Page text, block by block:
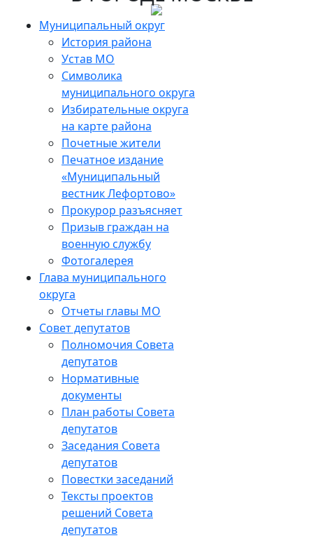
Муниципальный округ
История района
Устав МО
Символика
муниципального округа
Избирательные округа
на карте района
Почетные жители
Печатное издание
«Муниципальный
вестник Лефортово»
Прокурор разъясняет
Призыв граждан на
военную службу
Фотогалерея
Глава муниципального
округа
Отчеты главы МО
Совет депутатов
Полномочия Совета
депутатов
Нормативные
документы
План работы Совета
депутатов
Заседания Cовета
депутатов
Повестки заседаний
Тексты проектов
решений Совета
депутатов